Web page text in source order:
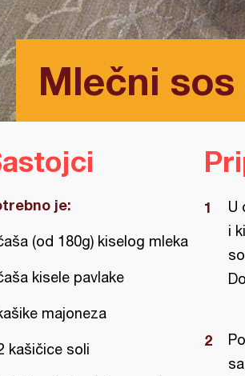
Mlečni
je:
(od 180g) kiselog mleka
kisele pavlake
majoneza
kašičice soli
U
i